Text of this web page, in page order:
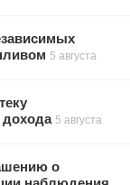
5 августа
дохода 5 августа
о